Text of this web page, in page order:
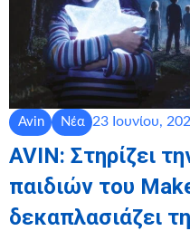
Avin Νέα 23 Ιουνίου,
AVIN: Στηρίζει
παιδιών του
δεκαπλασιάζει